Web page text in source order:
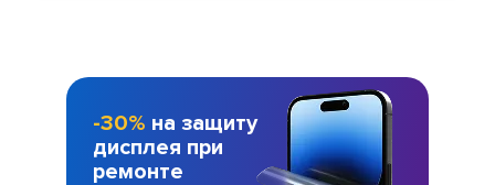
-30% на защиту
дисплея при
ремонте